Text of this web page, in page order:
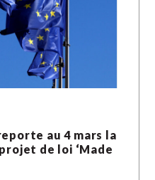
au 4 mars la
de loi ‘Made